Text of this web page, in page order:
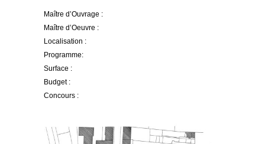
Maître d’Ouvrage :
Maître d’Oeuvre :
Localisation :
Programme:
Surface :
Budget :
Concours :